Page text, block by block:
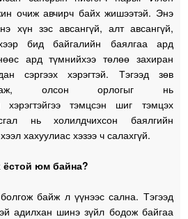
очиж авчирч байх жишээтэй. Энэ
хүн зэс авсангүй, алт авсангүй,
бид байгалийн баялгаа ард
ард түмнийхээ төлөө захиран
сэргээх хэрэгтэй. Тэгээд зөв
олсон орлогыг нь
хэрэгтэйгээ тэмцсэн шиг тэмцэх
нь холилдчихсон баялгийн
хахуулиас хэзээ ч салахгүй.
юм байна?
байж л үүнээс сална. Тэгээд
адилхан шинэ зүйл бодож байгаа